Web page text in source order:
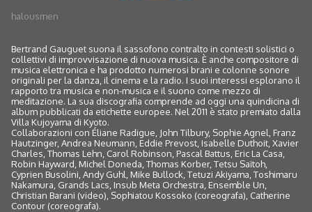
halousmen
Bertrand Gauguet suona il sassofono contralto in contesti solistici o
collettivi di improvvisazione di nuova musica. È anche compositore di
musica elettronica e ha prodotto numerosi brani e colonne sonore
originali per la danza, il cinema e la radio. I suoi interessi esplorano il
rapporto tra musica e non-musica e il suono come mezzo di
meditazione. La sua discografia comprende ad oggi una quindicina di
album pubblicati da etichette europee. Nel 2011 è stato premiato dalla
Villa Kujoyama di Kyoto.
Collaborazioni con Éliane Radigue, John Tilbury, Sophie Agnel, Franz
Hautzinger, Andrea Neumann, Eddie Prevost, Isabelle Duthoit, Xavier
Charles, Thomas Lehn, Carol Robinson, Pascal Battus, Eric La Casa,
Robin Hayward, Michel Doneda, Thomas Korber, Tetsu Saïtoh,
Cyprien Busolini, Andy Guhl, Mike Bullock, Tetuzi Akiyama, Toshimaru
Nakamura, Grands Lacs, Insub Meta Orchestra, Ensemble Un,
Christian Barani (video), Sophiatou Kossoko (coreografa), Catherine
Contour (coreografa).